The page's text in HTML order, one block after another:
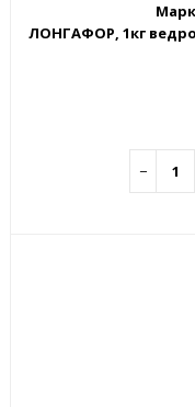
ЛОНГАФОР, 1кг
−